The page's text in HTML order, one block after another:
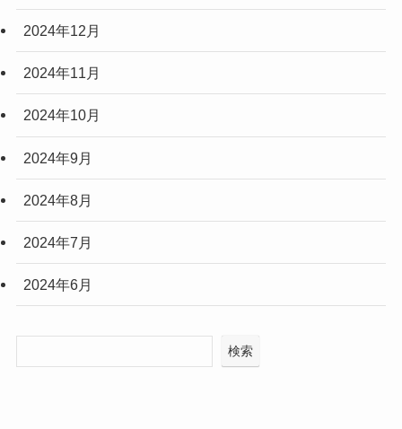
2024年12月
2024年11月
2024年10月
2024年9月
2024年8月
2024年7月
2024年6月
検索